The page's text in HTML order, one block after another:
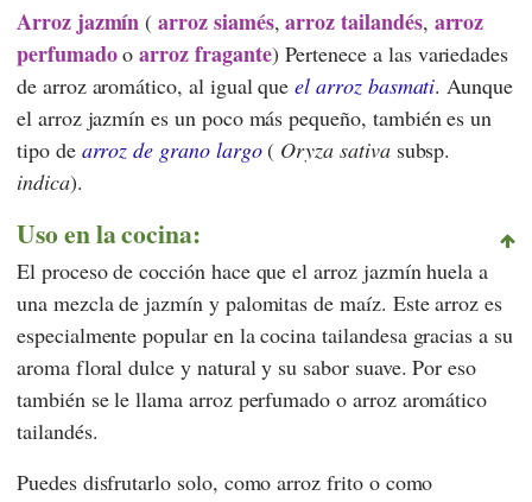
Arroz jazmín (arroz siamés,arroz tailandés, arroz
perfumadooarroz fragante) Pertenece a las variedades
de arroz aromático, al igual queel arroz basmati. Aunque
el arroz jazmín es un poco más pequeño, también es un
tipo de arroz de grano largo( Oryza sativasubsp.
indica).
Uso en la cocina:
El proceso de cocción hace que el arroz jazmín huela a
una mezcla de jazmín y palomitas de maíz. Este arroz es
especialmente popular en la cocina tailandesa gracias a su
aroma floral dulce y natural y su sabor suave. Por eso
también se le llama arroz perfumado o arroz aromático
tailandés.
Puedes disfrutarlo solo, como arroz frito o como